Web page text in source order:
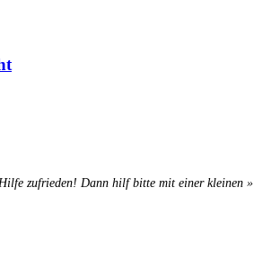
zufrieden! Dann hilf bitte mit einer kleinen »